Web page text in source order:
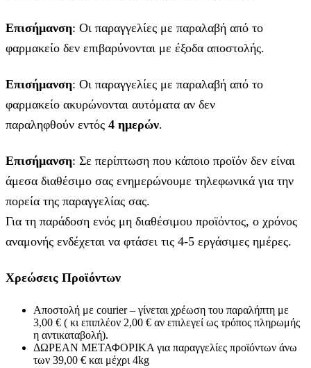
Επισήμανση: Οι παραγγελίες με παραλαβή από το
φαρμακείο δεν επιβαρύνονται με έξοδα αποστολής.
Επισήμανση: Οι παραγγελίες με παραλαβή από το
φαρμακείο ακυρώνονται αυτόματα αν δεν
παραληφθούν εντός 4 ημερών.
Επισήμανση: Σε περίπτωση που κάποιο προϊόν δεν είναι
άμεσα διαθέσιμο σας ενημερώνουμε τηλεφωνικά για την
πορεία της παραγγελίας σας.
Για τη παράδοση ενός μη διαθέσιμου προϊόντος, ο χρόνος
αναμονής ενδέχεται να φτάσει τις 4-5 εργάσιμες ημέρες.
Χρεώσεις Προϊόντων
Αποστολή με courier – γίνεται χρέωση του παραλήπτη με
3,00 € ( κι επιπλέον 2,00 € αν επιλεγεί ως τρόπος πληρωμής
η αντικαταβολή).
ΔΩΡΕΑΝ ΜΕΤΑΦΟΡΙΚΑ για παραγγελίες προϊόντων άνω
των 39,00 € και μέχρι 4kg